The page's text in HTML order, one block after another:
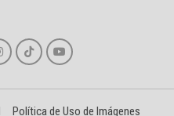
Política de Uso de Imágenes